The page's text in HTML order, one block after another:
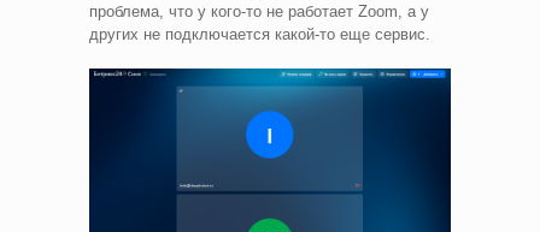
проблема, что у кого-то не работает Zoom, а у
других не подключается какой-то еще сервис.